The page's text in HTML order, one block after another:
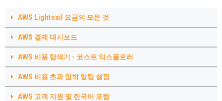
AWS Lightsail 요금의 모든 것
AWS 결제 대시보드
AWS 비용 탐색기 - 코스트 익스플로러
AWS 비용 초과 임박 알림 설정
AWS 고객 지원 및 한국어 포럼